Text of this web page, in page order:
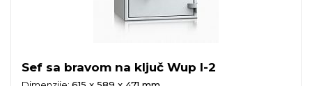
Sef sa bravom na ključ Wup I-2